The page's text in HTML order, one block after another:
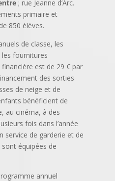
; rue Jeanne d’Arc.
primaire et
850 élèves.
de classe, les
fournitures
est de 29 € par
des sorties
de neige et de
bénéficient de
au cinéma, à des
fois dans l’année
service de garderie et de
équipées de
annuel